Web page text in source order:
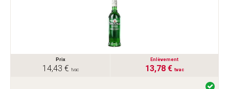
Prix
14,43 € tvac
Enlèvement
13,78 € tvac